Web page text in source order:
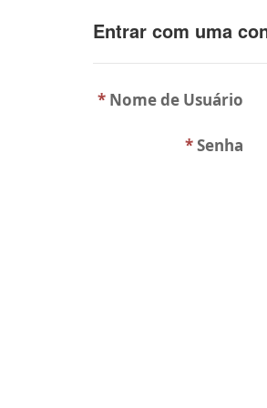
Entrar com uma
Nome de Usuário
Senha